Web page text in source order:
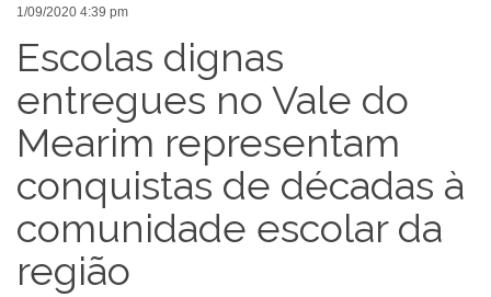
1/09/2020 4:39 pm
Escolas dignas
entregues no Vale do
Mearim representam
conquistas de décadas à
comunidade escolar da
região